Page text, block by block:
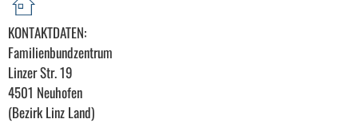
KONTAKTDATEN:
Familienbundzentrum
Linzer Str. 19
4501 Neuhofen
(Bezirk Linz Land)